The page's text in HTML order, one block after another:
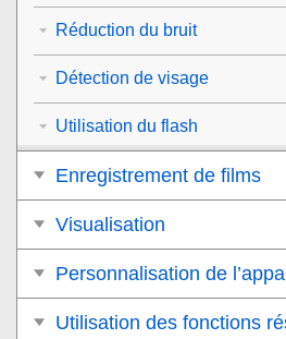
Réduction du bruit
Détection de visage
Utilisation du flash
Enregistrement de films
Visualisation
Personnalisation de
Utilisation des fonctions